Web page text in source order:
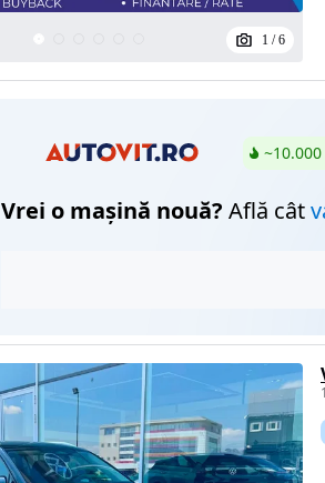
1/6
Vrei o mașină nouă? Află cât